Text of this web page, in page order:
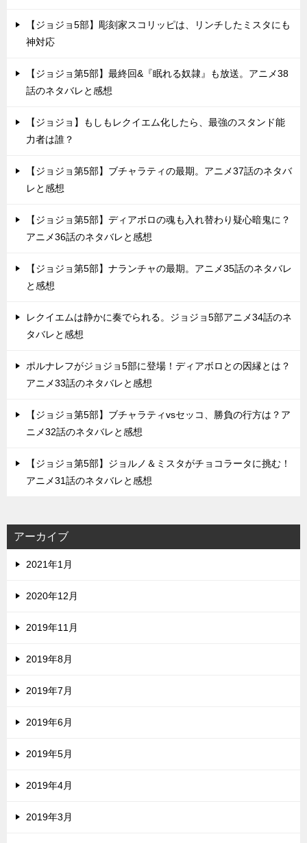
【ジョジョ5部】彫刻家スコリッピは、リンチしたミスタにも
神対応
【ジョジョ第5部】最終回&『眠れる奴隷』も放送。アニメ38
話のネタバレと感想
【ジョジョ】もしもレクイエム化したら、最強のスタンド能
力者は誰？
【ジョジョ第5部】ブチャラティの最期。アニメ37話のネタバ
レと感想
【ジョジョ第5部】ディアボロの魂も入れ替わり疑心暗鬼に？
アニメ36話のネタバレと感想
【ジョジョ第5部】ナランチャの最期。アニメ35話のネタバレ
と感想
レクイエムは静かに奏でられる。ジョジョ5部アニメ34話のネ
タバレと感想
ポルナレフがジョジョ5部に登場！ディアボロとの因縁とは？
アニメ33話のネタバレと感想
【ジョジョ第5部】ブチャラティvsセッコ、勝負の行方は？ア
ニメ32話のネタバレと感想
【ジョジョ第5部】ジョルノ＆ミスタがチョコラータに挑む！
アニメ31話のネタバレと感想
アーカイブ
2021年1月
2020年12月
2019年11月
2019年8月
2019年7月
2019年6月
2019年5月
2019年4月
2019年3月